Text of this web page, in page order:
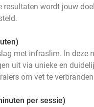
resultaten wordt jouw
met infraslim. In deze
uit via unieke en
om vet te
per sessie)